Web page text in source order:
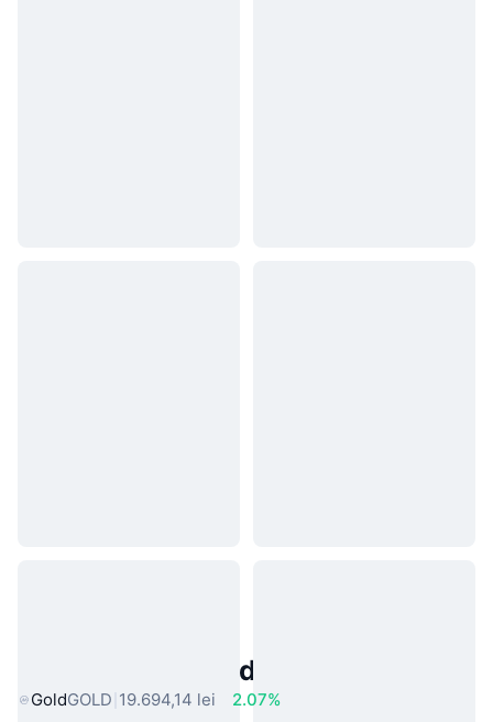
Active Populare din Lumea Reală
GoldGOLD 19.694,14 lei
2.07%